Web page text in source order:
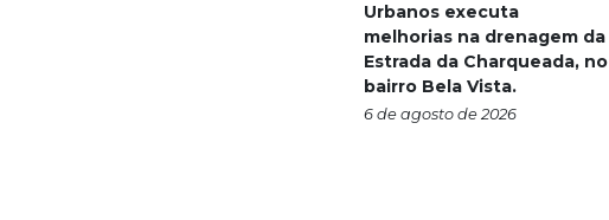
Urbanos executa
melhorias na drenagem da
Estrada da Charqueada, no
bairro Bela Vista.
6 de agosto de 2026